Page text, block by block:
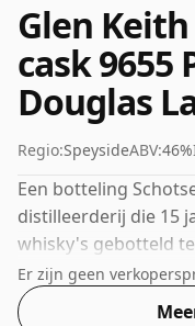
Glen
cask 9655
Douglas
Regio:SpeysideABV:46%
Een botteling
distilleerderij die 15
whisky's gebotteld
van 46%, deze
van 70cl.
Er zijn geen